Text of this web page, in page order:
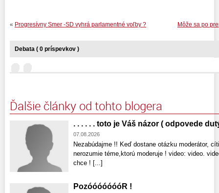
Môže sa po
« Progresívny Smer -SD vyhrá parlamentné voľby ?
Debata ( 0 príspevkov )
Ďalšie články od tohto blogera
. . . . . . toto je Váš názor ( odpovede
07.08.2026
Nezabúdajme !! Keď dostane otázku moderátor,
nerozumie téme,ktorú moderuje ! video: video.
chce ! [...]
PozóóóóóóóR !